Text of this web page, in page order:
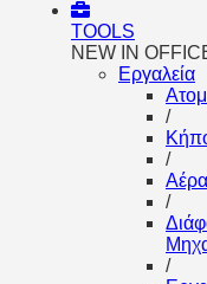
TOOLS
NEW IN
Εργαλεία
/
/
/
/